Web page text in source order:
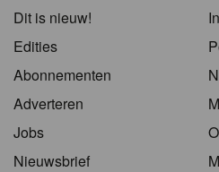
Dit is nieuw!
Edities
Abonnementen
Adverteren
Jobs
Nieuwsbrief